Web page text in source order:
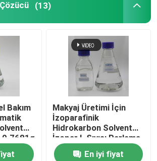
(13)
Bakım
0.7681g
Makyaj Üretimi İçin
İzoparafinik
Hidrokarbon Solvent
İzopar L Sıvısı Parlama
Noktası 62 ℃ Min
En iyi fiyat